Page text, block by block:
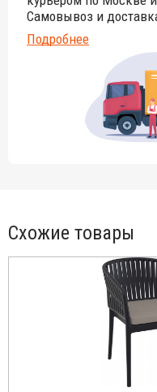
Самовывоз и
Подробнее
Схожие товары